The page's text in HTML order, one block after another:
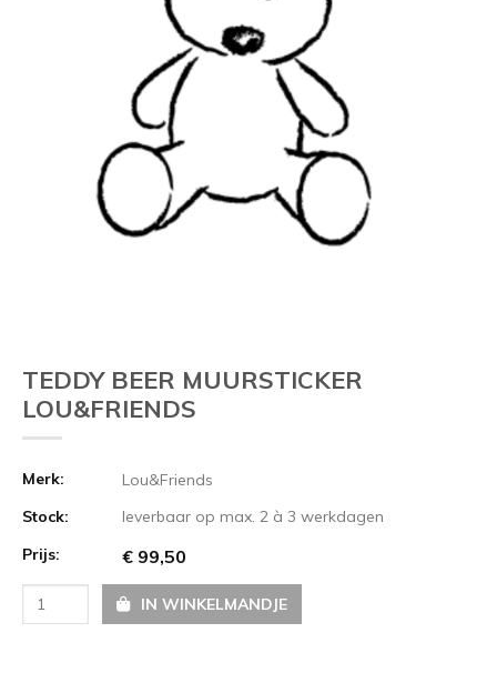
TEDDY BEER MUURSTICKER
LOU&FRIENDS
Merk:
Lou&Friends
Stock:
leverbaar op max. 2 à 3 werkdagen
Prijs:
€ 99,50
IN WINKELMANDJE